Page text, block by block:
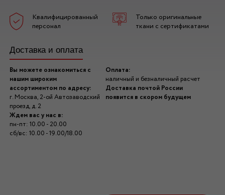
Квалифицированный
персонал
Только оригинальные
ткани с сертификатами
Доставка и оплата
Вы можете ознакомиться с
нашим широким
ассортиментом по адресу:
г. Москва, 2-ой Автозаводский
проезд, д. 2
Ждем вас у нас в:
пн-пт: 10.00 - 20.00
сб/вс: 10.00 - 19.00/18.00
Оплата:
наличный и безналичный расчет
Доставка почтой России
появится в скором будущем